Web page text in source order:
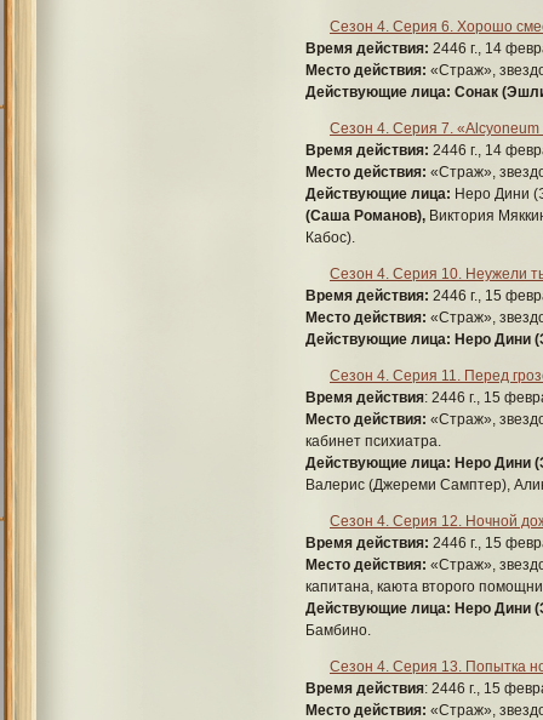
Сезон 4. Серия 6. Хорошо
Время действия: 2446 г., 14
Место действия: «Страж»,
Действующие лица: Сонак
Сезон 4. Серия 7. «Аlcyoneum
Время действия: 2446 г., 14
Место действия: «Страж»,
Действующие лица: Неро Дини
(Саша Романов), Виктория
Кабос).
Сезон 4. Серия 10. Неужели
Время действия: 2446 г., 15
Место действия: «Страж»,
Действующие лица: Неро Дини
Сезон 4. Серия 11. Перед
Время действия: 2446 г., 15
Место действия: «Страж»,
кабинет психиатра.
Действующие лица: Неро Дини
Валерис (Джереми Самптер),
Сезон 4. Серия 12. Ночной
Время действия: 2446 г., 15
Место действия: «Страж»,
капитана, каюта второго
Действующие лица: Неро Дини
Бамбино.
Сезон 4. Серия 13. Попытка
Время действия: 2446 г., 15
Место действия: «Страж»,